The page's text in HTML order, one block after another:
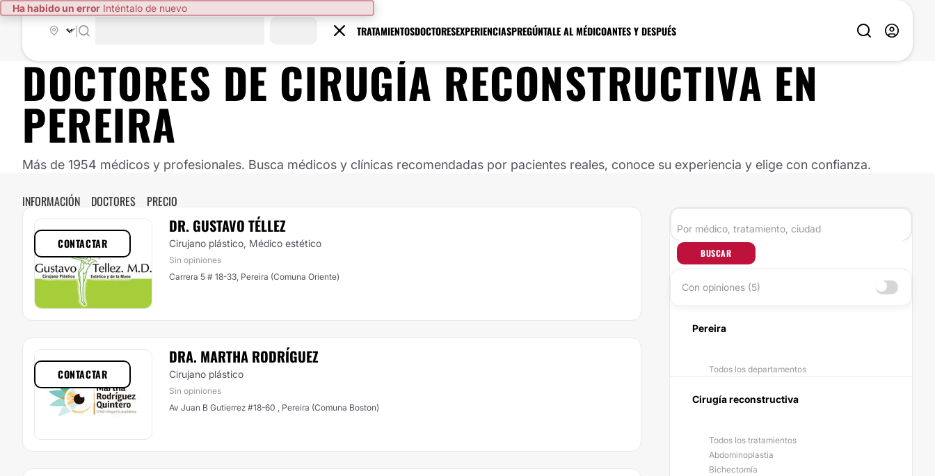
Ha habido un error Inténtalo de nuevo
TRATAMIENTOSDOCTORESEXPERIENCIASPREGÚNTALE AL MÉDICOANTES Y DESPUÉS
DOCTORES DECIRUGÍA RECONSTRUCTIVAEN
PEREIRA
Más de 1954 médicos y profesionales. Busca médicos y clínicas recomendadas por pacientes reales, conoce su experiencia y elige con confianza.
INFORMACIÓN DOCTORES PRECIO
DR. GUSTAVO TÉLLEZ
Cirujano plástico, Médico estético
Sin opiniones
Carrera 5 # 18-33, Pereira (Comuna Oriente)
CONTACTAR
DRA. MARTHA RODRÍGUEZ
Cirujano plástico
Sin opiniones
Av Juan B Gutierrez #18-60 , Pereira (Comuna Boston)
CONTACTAR
BUSCAR
Con opiniones (5)
Pereira
Todos los departamentos
Cirugía reconstructiva
Todos los tratamientos
Abdominoplastia
Bichectomía